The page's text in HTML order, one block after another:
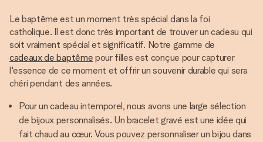
Le baptême est un moment très spécial dans la foi
catholique. Il est donc très important de trouver un cadeau qui
soit vraiment spécial et significatif. Notre gamme de
cadeaux de baptême pour filles est conçue pour capturer
l'essence de ce moment et offrir un souvenir durable qui sera
chéri pendant des années.
Pour un cadeau intemporel, nous avons une large sélection
de bijoux personnalisés. Un bracelet gravé est une idée qui
fait chaud au cœur. Vous pouvez personnaliser un bijou dans